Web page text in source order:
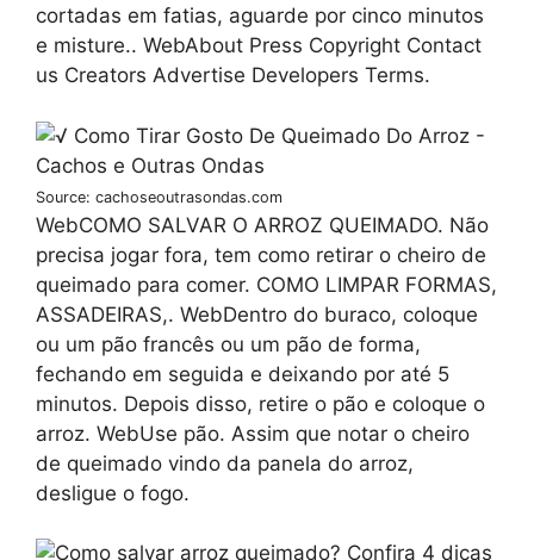
cortadas em fatias, aguarde por cinco minutos
e misture.. WebAbout Press Copyright Contact
us Creators Advertise Developers Terms.
Source: cachoseoutrasondas.com
WebCOMO SALVAR O ARROZ QUEIMADO. Não
precisa jogar fora, tem como retirar o cheiro de
queimado para comer. COMO LIMPAR FORMAS,
ASSADEIRAS,. WebDentro do buraco, coloque
ou um pão francês ou um pão de forma,
fechando em seguida e deixando por até 5
minutos. Depois disso, retire o pão e coloque o
arroz. WebUse pão. Assim que notar o cheiro
de queimado vindo da panela do arroz,
desligue o fogo.